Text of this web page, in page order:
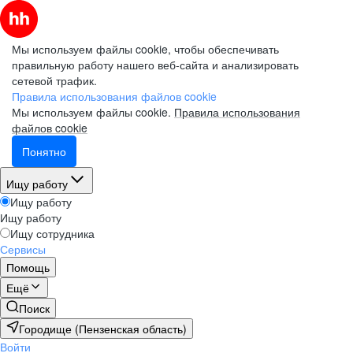
Мы используем файлы cookie, чтобы обеспечивать
правильную работу нашего веб-сайта и анализировать
сетевой трафик.
Правила использования файлов cookie
Мы используем файлы cookie. Правила использования
файлов cookie
Понятно
Ищу работу
Ищу работу
Ищу работу
Ищу сотрудника
Сервисы
Помощь
Ещё
Поиск
Городище (Пензенская область)
Войти